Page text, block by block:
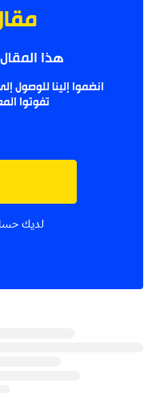
هذا
انضموا إلينا للوصول
تفوتوا
لديك